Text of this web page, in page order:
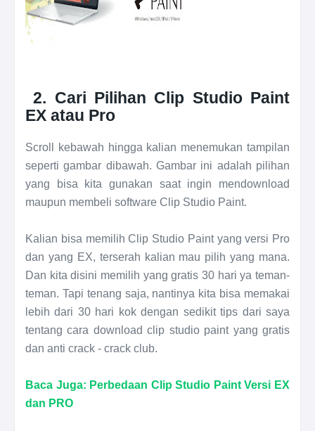
2. Cari Pilihan Clip Studio Paint
EX atau Pro
Scroll kebawah hingga kalian menemukan tampilan
seperti gambar dibawah. Gambar ini adalah pilihan
yang bisa kita gunakan saat ingin mendownload
maupun membeli software Clip Studio Paint.
Kalian bisa memilih Clip Studio Paint yang versi Pro
dan yang EX, terserah kalian mau pilih yang mana.
Dan kita disini memilih yang gratis 30 hari ya teman-
teman. Tapi tenang saja, nantinya kita bisa memakai
lebih dari 30 hari kok dengan sedikit tips dari saya
tentang cara download clip studio paint yang gratis
dan anti crack - crack club.
Baca Juga: Perbedaan Clip Studio Paint Versi EX
dan PRO